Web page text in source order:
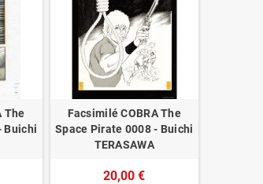
The
Buichi
Facsimilé COBRA The
Space Pirate 0008 - Buichi
TERASAWA
20,00 €